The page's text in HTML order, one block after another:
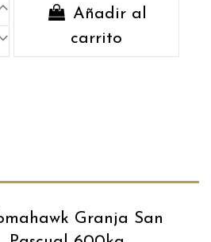
Añadir al
carrito